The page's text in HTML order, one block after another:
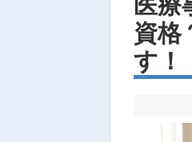
医療
資格
す！